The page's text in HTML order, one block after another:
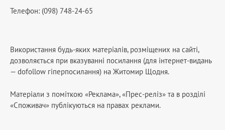
Телефон: (098) 748-24-65
Використання будь-яких матеріалів, розміщених на сайті,
дозволяється при вказуванні посилання (для інтернет-видань
— dofollow гіперпосилання) на Житомир Щодня.
Матеріали з поміткою «Реклама», «Прес-реліз» та в розділі
«Споживач» публікуються на правах реклами.